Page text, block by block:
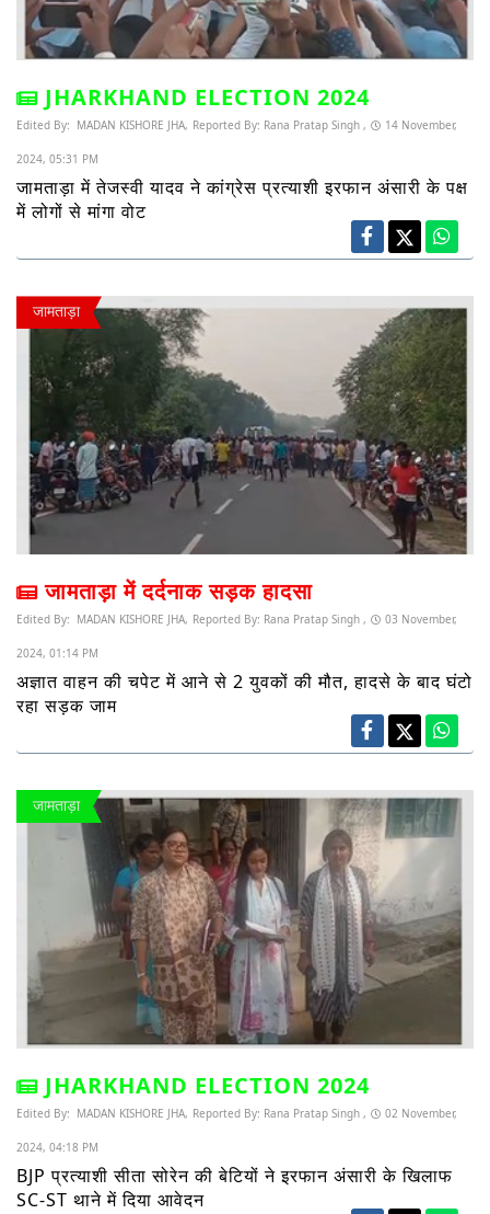
JHARKHAND ELECTION 2024
Edited By: MADAN KISHORE JHA, Reported By: Rana Pratap Singh , 14 November,
2024, 05:31 PM
जामताड़ा में तेजस्वी यादव ने कांग्रेस प्रत्याशी इरफान अंसारी के पक्ष
में लोगों से मांगा वोट
जामताड़ा
जामताड़ा में दर्दनाक सड़क हादसा
Edited By: MADAN KISHORE JHA, Reported By: Rana Pratap Singh , 03 November,
2024, 01:14 PM
अज्ञात वाहन की चपेट में आने से 2 युवकों की मौत, हादसे के बाद घंटो
रहा सड़क जाम
जामताड़ा
JHARKHAND ELECTION 2024
Edited By: MADAN KISHORE JHA, Reported By: Rana Pratap Singh , 02 November,
2024, 04:18 PM
BJP प्रत्याशी सीता सोरेन की बेटियों ने इरफान अंसारी के खिलाफ
SC-ST थाने में दिया आवेदन